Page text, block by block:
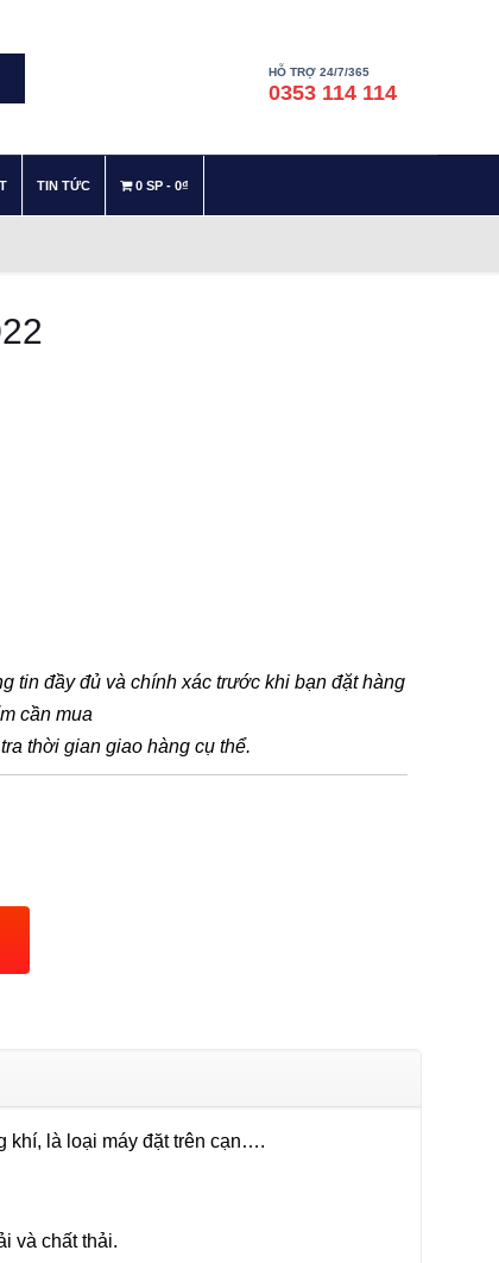
HỖ TRỢ 24/7/365
0353 114 114
TIN TỨC 0 SP 0₫
tin đầy đủ và chính xác trước khi bạn đặt hàng
cần mua
thời gian giao hàng cụ thể.
khí, là loại máy đặt trên cạn….
và chất thải.